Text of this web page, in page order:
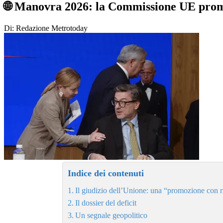
🌐 Manovra 2026: la Commissione UE
Di: Redazione Metrotoday
Indice dei contenuti
Il giudizio dell’Unione: una “promozione con
Il dossier del deficit
Un segnale geopolitico